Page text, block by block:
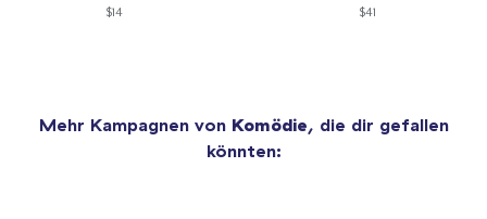
$14 $41
Mehr Kampagnen von Komödie, die dir gefallen
könnten: